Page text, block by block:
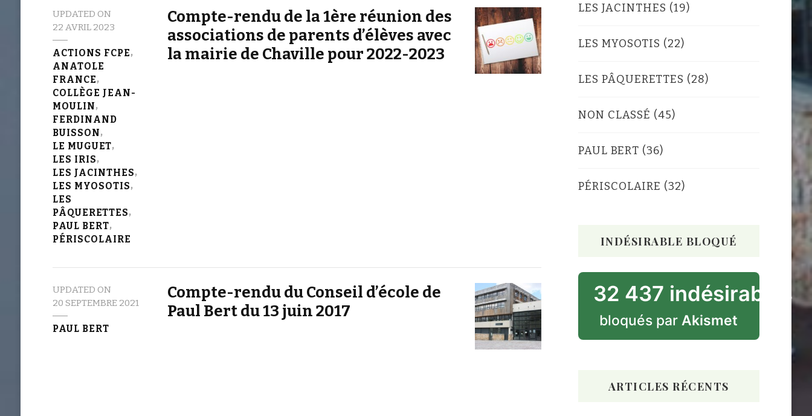
UPDATED ON
22 AVRIL 2023
ACTIONS FCPE
ANATOLE
FRANCE
COLLÈGE JEAN-
MOULIN
FERDINAND
BUISSON
LE MUGUET
LES IRIS
LES JACINTHES
LES MYOSOTIS
LES
PÂQUERETTES
PAUL BERT
PÉRISCOLAIRE
Compte-rendu de la 1ère réunion des
associations de parents d’élèves avec
la mairie de Chaville pour 2022-2023
UPDATED ON
20 SEPTEMBRE 2021
PAUL BERT
Compte-rendu du Conseil d’école de
Paul Bert du 13 juin 2017
LES JACINTHES (19)
LES MYOSOTIS (22)
LES PÂQUERETTES (28)
NON CLASSÉ (45)
PAUL BERT (36)
PÉRISCOLAIRE (32)
INDÉSIRABLE BLOQUÉ
32 437 indésirables
bloqués parAkismet
ARTICLES RÉCENTS